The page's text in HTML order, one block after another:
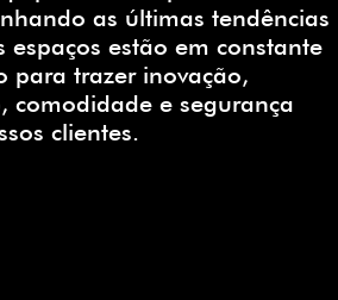
as últimas tendências
espaços estão em constante
para trazer inovação,
comodidade e segurança
clientes.